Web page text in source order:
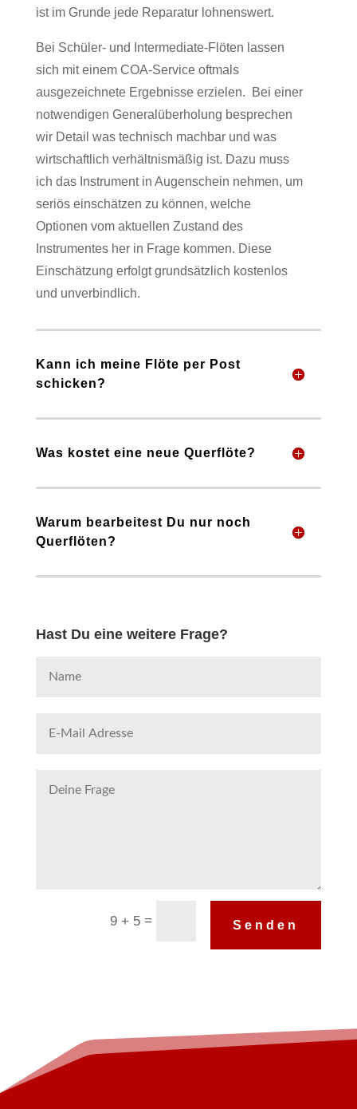
ist im Grunde jede Reparatur lohnenswert.
Bei Schüler- und Intermediate-Flöten lassen
sich mit einem COA-Service oftmals
ausgezeichnete Ergebnisse erzielen.
Bei einer
notwendigen Generalüberholung besprechen
wir Detail was technisch machbar und was
wirtschaftlich verhältnismäßig ist. Dazu muss
ich das Instrument in Augenschein nehmen, um
seriös einschätzen zu können, welche
Optionen vom aktuellen Zustand des
Instrumentes her in Frage kommen. Diese
Einschätzung erfolgt grundsätzlich kostenlos
und unverbindlich.
Kann ich meine Flöte per Post
schicken?
Was kostet eine neue Querflöte?
Warum bearbeitest Du nur noch
Querflöten?
Hast Du eine weitere Frage?
9 + 5 = Senden